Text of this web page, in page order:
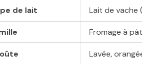
de lait Lait de vache
Fromage à
Lavée,